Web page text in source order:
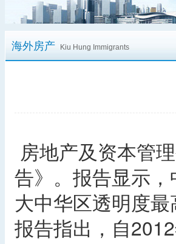
海外房产 Kiu Hung Immigrants
房地产及资本管
告》。报告显示
大中华区透明度最
报告指出，自